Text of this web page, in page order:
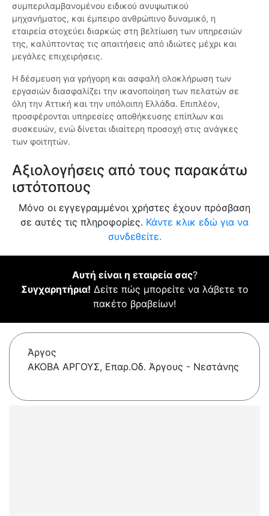
συμπεριλαμβανομένου ειδικού ανυψωτικού
μηχανήματος, και έμπειρο ανθρώπινο δυναμικό, η
εταιρεία στοχεύει διαρκώς στη βελτίωση των υπηρεσιών
της, καλύπτοντας τις απαιτήσεις από ιδιώτες μέχρι και
μεγάλες επιχειρήσεις.
Η δέσμευση για γρήγορη και ασφαλή ολοκλήρωση των
εργασιών διασφαλίζει την ικανοποίηση των πελατών σε
όλη την Αττική και την υπόλοιπη Ελλάδα. Επιπλέον,
προσφέρονται υπηρεσίες αποθήκευσης επίπλων και
συσκευών, ενώ δίνεται ιδιαίτερη προσοχή στις ανάγκες
των φοιτητών.
Αξιολογήσεις από τους παρακάτω
ιστότοπους
Μόνο οι εγγεγραμμένοι χρήστες έχουν πρόσβαση
σε αυτές τις πληροφορίες. Κάντε κλικ εδώ για να
συνδεθείτε.
Αυτή είναι η εταιρεία σας?
Συγχαρητήρια! Δείτε πώς μπορείτε να λάβετε το
πακέτο βραβείων!
Άργος
ΑΚΟΒΑ ΑΡΓΟΥΣ, Επαρ.Οδ. Άργους - Νεστάνης